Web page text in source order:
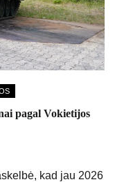
pagal Vokietijos
kad jau 2026